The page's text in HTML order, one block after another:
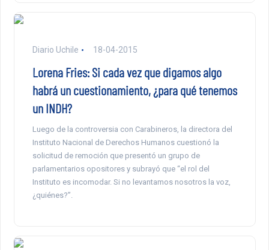
Diario Uchile 18-04-2015
Lorena Fries: Si cada vez que digamos algo
habrá un cuestionamiento, ¿para qué tenemos
un INDH?
Luego de la controversia con Carabineros, la directora del
Instituto Nacional de Derechos Humanos cuestionó la
solicitud de remoción que presentó un grupo de
parlamentarios opositores y subrayó que “el rol del
Instituto es incomodar. Si no levantamos nosotros la voz,
¿quiénes?”.